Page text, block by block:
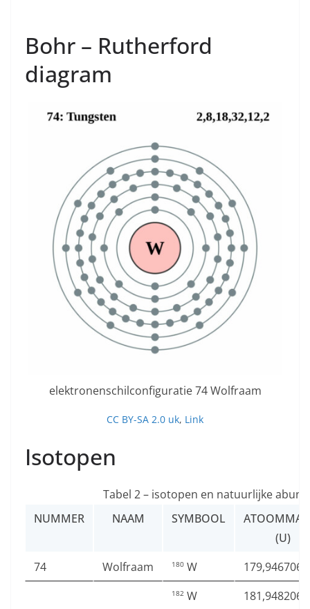
Bohr – Rutherford
diagram
elektronenschilconfiguratie 74 Wolfraam
CC BY-SA 2.0 uk, Link
Isotopen
Tabel 2 – isotopen en natuurlijke
NUMMER
NAAM SYMBOOL
(U)
74
Wolfraam 180 W 179,946706
182 W 181,948206